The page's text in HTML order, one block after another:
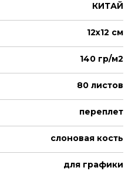
КИТАЙ
12х12 см
140 гр/м2
80 листов
переплет
слоновая кость
для графики